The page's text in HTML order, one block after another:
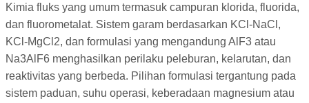
Kimia fluks yang umum termasuk campuran klorida, fluorida,
dan fluorometalat. Sistem garam berdasarkan KCl-NaCl,
KCl-MgCl2, dan formulasi yang mengandung AlF3 atau
Na3AlF6 menghasilkan perilaku peleburan, kelarutan, dan
reaktivitas yang berbeda. Pilihan formulasi tergantung pada
sistem paduan, suhu operasi, keberadaan magnesium atau